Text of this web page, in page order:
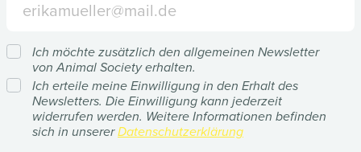
Ich möchte zusätzlich den allgemeinen Newsletter
von Animal Society erhalten.
Ich erteile meine Einwilligung in den Erhalt des
Newsletters. Die Einwilligung kann jederzeit
widerrufen werden. Weitere Informationen befinden
sich in unsererDatenschutzerklärung